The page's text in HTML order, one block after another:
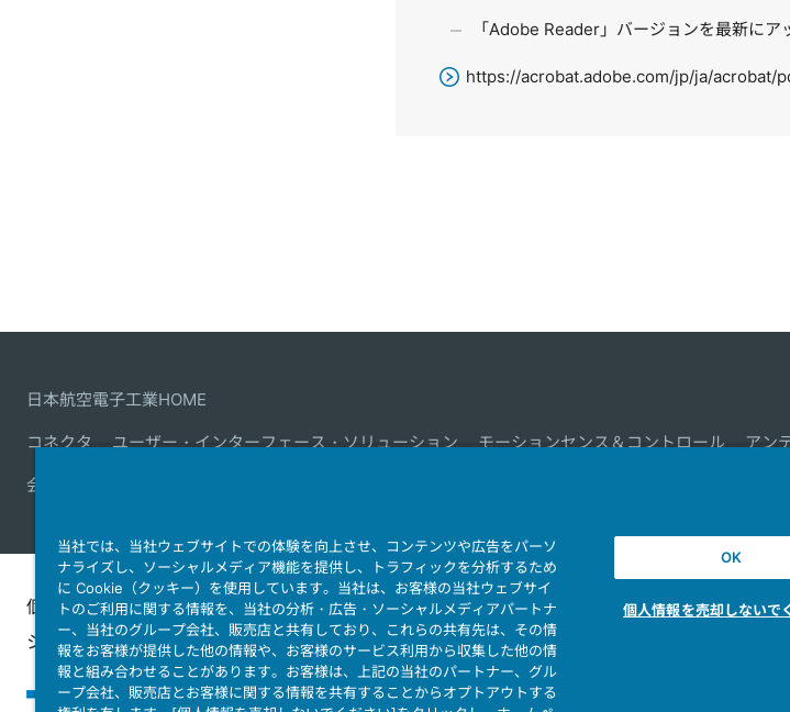
「Adobe Reader」バージョンを最新にア
https://acrobat.adobe.com/jp/ja/acrobat/
日本航空電子工業HOME
コネクタ ユーザー・インターフェース・ソリューション モーションセンス＆コントロール アン
会社情報
個人情報保護ポリ
シー
JAE Cookie
Policy
ウェブアクセシビリテ
ィ方針
マイナンバー情報保護
当社では、当社ウェブサイトでの体験を向上させ、コンテンツや広告をパーソ
ナライズし、ソーシャルメディア機能を提供し、トラフィックを分析するため
に Cookie（クッキー）を使用しています。当社は、お客様の当社ウェブサイ
トのご利用に関する情報を、当社の分析・広告・ソーシャルメディアパートナ
ー、当社のグループ会社、販売店と共有しており、これらの共有先は、その情
報をお客様が提供した他の情報や、お客様のサービス利用から収集した他の情
報と組み合わせることがあります。お客様は、上記の当社のパートナー、グル
ープ会社、販売店とお客様に関する情報を共有することからオプトアウトする
OK
個人情報を売却しないで